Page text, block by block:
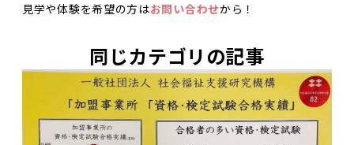
見学や体験を希望の方はお問い合わせから！
同じカテゴリの記事